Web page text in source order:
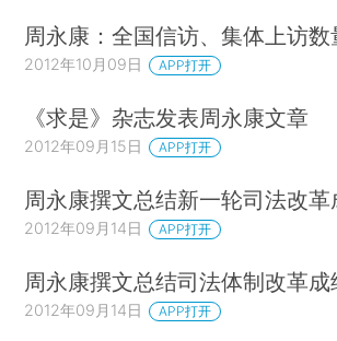
周永康：全国信访、集体上访数
2012年10月09日 APP打开
《求是》杂志发表周永康文章
2012年09月15日 APP打开
周永康撰文总结新一轮司法改革
2012年09月14日 APP打开
周永康撰文总结司法体制改革成
2012年09月14日 APP打开